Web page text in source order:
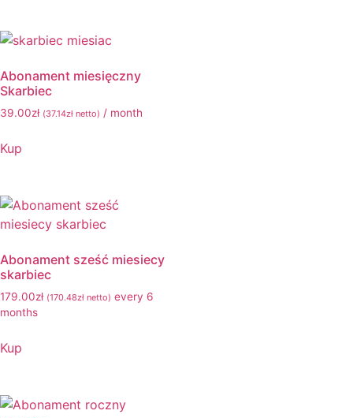
Abonament miesięczny
Skarbiec
39.00zł (37.14zł netto) / month
Kup
Abonament sześć miesiecy
skarbiec
179.00zł (170.48zł netto) every 6
months
Kup